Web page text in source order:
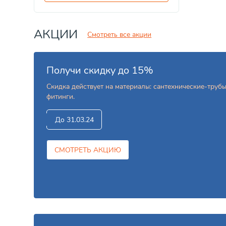
АКЦИИ Смотреть все акции
Получи скидку до 15%
Скидка действует на материалы: сантехнические-
фитинги.
До 31.03.24
СМОТРЕТЬ АКЦИЮ